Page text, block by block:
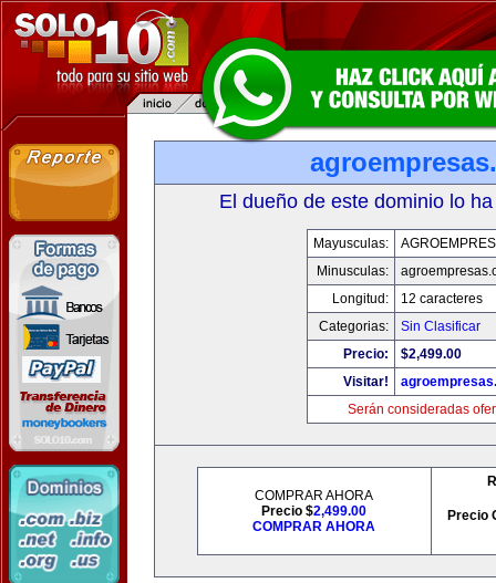
El dueño de este dominio lo
Mayusculas:
Minusculas:
Longitud:
12 caracteres
Categorias:
Sin Clasificar
Precio:
$2,499.00
Visitar!
Serán consideradas
COMPRAR AHORA
Precio $2,499.00
COMPRAR AHORA
Precio